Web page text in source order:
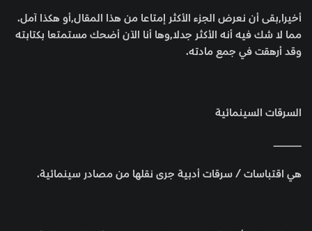
أخيرا,بقى أن نعرض الجزء الأكثر إمتاعا من هذا المقال,أو هكذا آمل.
مما لا شك فيه أنه الأكثر جدلا,وها أنا الآن أضحك مستمتعا بكتابته
وقد أرهقت في جمع مادته.
السرقات السينمائية
ــــــــــــــــــــــــــــــــــــــــ
هي اقتباسات / سرقات أدبية جرى نقلها من مصادر سينمائية.